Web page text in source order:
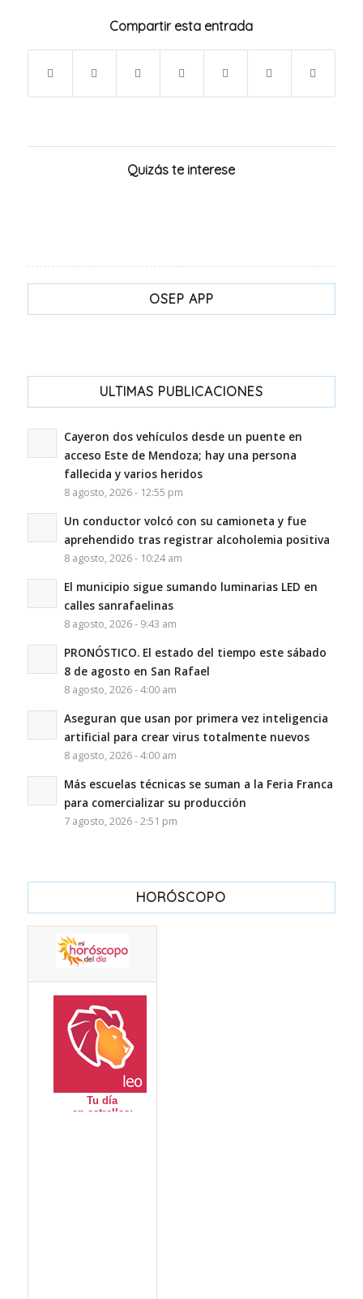
Compartir esta entrada
Quizás te interese
OSEP APP
ULTIMAS PUBLICACIONES
Cayeron dos vehículos desde un puente en
acceso Este de Mendoza; hay una persona
fallecida y varios heridos
8 agosto, 2026 - 12:55 pm
Un conductor volcó con su camioneta y fue
aprehendido tras registrar alcoholemia positiva
8 agosto, 2026 - 10:24 am
El municipio sigue sumando luminarias LED en
calles sanrafaelinas
8 agosto, 2026 - 9:43 am
PRONÓSTICO. El estado del tiempo este sábado
8 de agosto en San Rafael
8 agosto, 2026 - 4:00 am
Aseguran que usan por primera vez inteligencia
artificial para crear virus totalmente nuevos
8 agosto, 2026 - 4:00 am
Más escuelas técnicas se suman a la Feria Franca
para comercializar su producción
7 agosto, 2026 - 2:51 pm
HORÓSCOPO